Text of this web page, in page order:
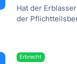
Hat der
der
Erbrecht